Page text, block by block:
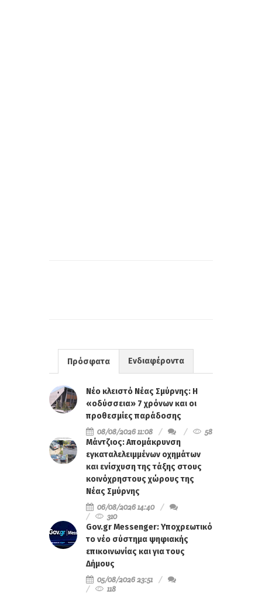
Πρόσφατα Ενδιαφέροντα
Νέο κλειστό Νέας Σμύρνης: Η
«οδύσσεια» 7 χρόνων και οι
προθεσμίες παράδοσης
08/08/2026 11:08
58
Μάντζιος: Απομάκρυνση
εγκαταλελειμμένων οχημάτων
και ενίσχυση της τάξης στους
κοινόχρηστους χώρους της
Νέας Σμύρνης
06/08/2026 14:40
310
Gov.gr Messenger: Υποχρεωτικό
το νέο σύστημα ψηφιακής
επικοινωνίας και για τους
Δήμους
05/08/2026 23:51
118